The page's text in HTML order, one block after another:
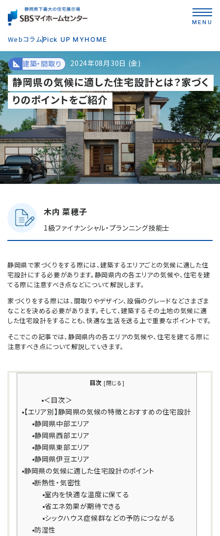
MENU
WebコラムPick UP MYHOME
建築・間取り 2024年08月30日 (金)
静岡県の気候に適した住宅設計とは？家づく
りのポイントをご紹介
木内 菜穂子
1級ファイナンシャル・プランニング技能士
静岡県で家づくりをする際には、建築するエリアごとの気候に適した住
宅設計にする必要があります。静岡県内の各エリアの気候や、住宅を建
てる際に注意すべき点などについて解説します。
家づくりをする際には、間取りやデザイン、設備のグレードなどさまざま
なことを決める必要があります。そして、建築するその土地の気候に適
した住宅設計をすることも、快適な生活を送る上で重要なポイントです。
そこでこの記事では、静岡県内の各エリアの気候や、住宅を建てる際に
注意すべき点について解説していきます。
目次 [閉じる]
＜目次＞
【エリア別】静岡県の気候の特徴とおすすめの住宅設計
静岡県中部エリア
静岡県西部エリア
静岡県東部エリア
静岡県伊豆エリア
静岡県の気候に適した住宅設計のポイント
断熱性・気密性
室内を快適な温度に保てる
省エネ効果が期待できる
シックハウス症候群などの予防につながる
防湿性